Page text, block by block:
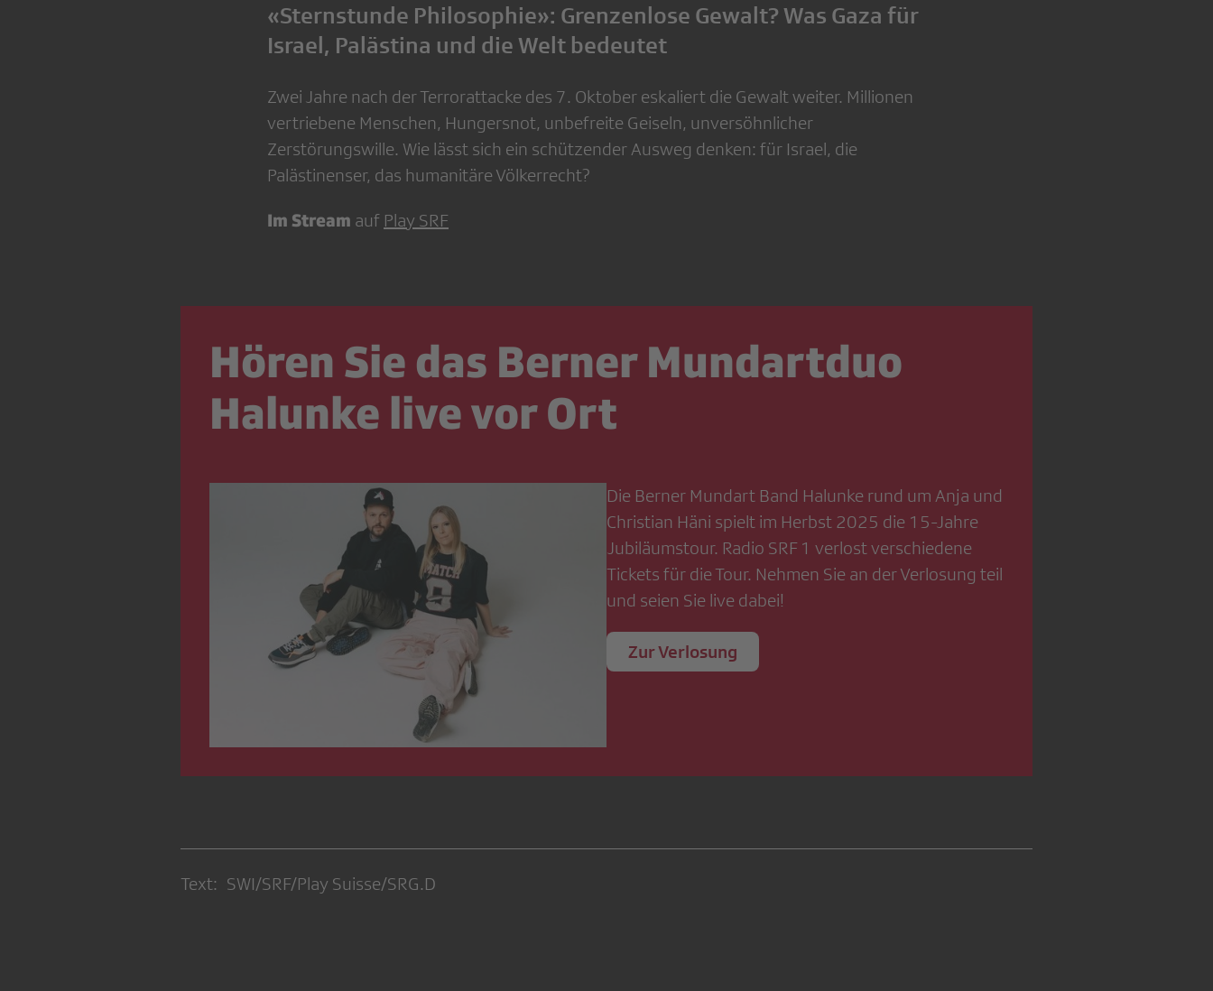
«Sternstunde Philosophie»: Grenzenlose Gewalt? Was Gaza für
Israel, Palästina und die Welt bedeutet
Zwei Jahre nach der Terrorattacke des 7. Oktober eskaliert die Gewalt weiter. Millionen
vertriebene Menschen, Hungersnot, unbefreite Geiseln, unversöhnlicher
Zerstörungswille. Wie lässt sich ein schützender Ausweg denken: für Israel, die
Palästinenser, das humanitäre Völkerrecht?
Im Stream auf Play SRF
Hören Sie das Berner Mundartduo
Halunke live vor Ort
Die Berner Mundart Band Halunke rund um Anja und
Christian Häni spielt im Herbst 2025 die 15-Jahre
Jubiläumstour. Radio SRF 1 verlost verschiedene
Tickets für die Tour. Nehmen Sie an der Verlosung teil
und seien Sie live dabei!
Zur Verlosung
Text: SWI/SRF/Play Suisse/SRG.D